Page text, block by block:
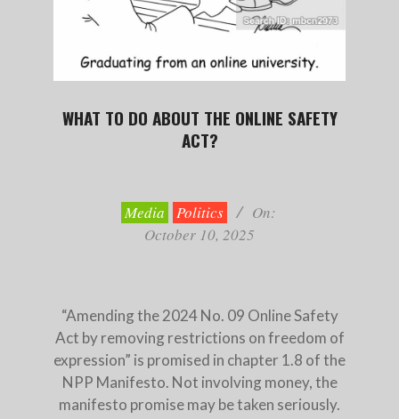
WHAT TO DO ABOUT THE ONLINE SAFETY
ACT?
Media Politics
On:
October 10, 2025
“Amending the 2024 No. 09 Online Safety
Act by removing restrictions on freedom of
expression” is promised in chapter 1.8 of the
NPP Manifesto. Not involving money, the
manifesto promise may be taken seriously.